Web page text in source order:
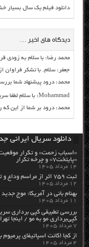
دانلود فیلم یک سال بسیار خشن ۲۰۱۴ با دوبله
دیدگاه های اخیر …
محمد رضا: با سلام به زودی
جعفر: سلام. با تشکر فراوان
محمد: درود پیشنهاد شما
Mohammad: با سلام لطفا سریال جومونگ را بدون سانس...
محمد: درود بر شما از این
دانلود سریال ایرانی
«اسباب زحمت» و تکرار
«پایتخت۷» و چرخه تکرار
۱۴ مرداد ۱۴۰۵
ثبت ۷۵۹ اثر از مراسم وداع و تشییع رهبر شهید انقلاب
۱۲ مرداد ۱۴۰۵
بهنام بانی در آمریکا: موج
۱۱ مرداد ۱۴۰۵
بررسی تطبیقی کپی برداری
کپی‌برداری مو به مو / اینجا
۷ مرداد ۱۴۰۵
از کجا اکانت اسپاتیفای پرمیوم بخریم؟ معرفی ۴
۴ مرداد ۱۴۰۵